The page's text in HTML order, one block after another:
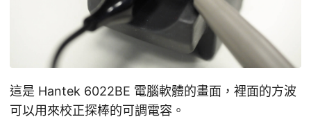
這是 Hantek 6022BE 電腦軟體的畫面，裡面的方波
可以用來校正探棒的可調電容。